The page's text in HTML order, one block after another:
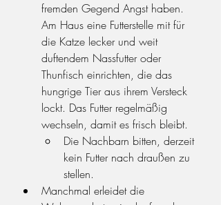
fremden Gegend Angst haben.
Am Haus eine Futterstelle mit für
die Katze lecker und weit
duftendem Nassfutter oder
Thunfisch einrichten, die das
hungrige Tier aus ihrem Versteck
lockt. Das Futter regelmäßig
wechseln, damit es frisch bleibt.
Die Nachbarn bitten, derzeit
kein Futter nach draußen zu
stellen.
Manchmal erleidet die